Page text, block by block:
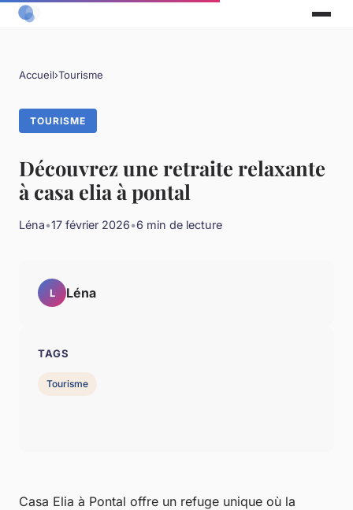
Accueil›Tourisme
TOURISME
Découvrez une retraite relaxante
à casa elia à pontal
Léna•17 février 2026•6 min de lecture
Casa Elia à Pontal offre un refuge unique où la
L Léna
TAGS
Tourisme